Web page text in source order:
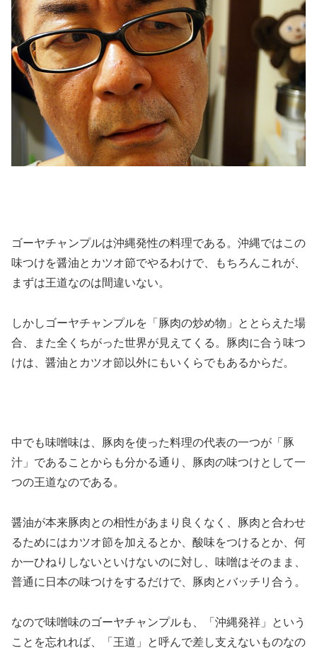
ゴーヤチャンプルは沖縄発性の料理である。沖縄ではこの
味つけを醤油とカツオ節でやるわけで、もちろんこれが、
まずは王道なのは間違いない。
しかしゴーヤチャンプルを「豚肉の炒め物」ととらえた場
合、また全くちがった世界が見えてくる。豚肉に合う味つ
けは、醤油とカツオ節以外にもいくらでもあるからだ。
中でも味噌味は、豚肉を使った料理の代表の一つが「豚
汁」であることからも分かる通り、豚肉の味つけとして一
つの王道なのである。
醤油が本来豚肉との相性があまり良くなく、豚肉と合わせ
るためにはカツオ節を加えるとか、酸味をつけるとか、何
か一ひねりしないといけないのに対し、味噌はそのまま、
普通に日本の味つけをするだけで、豚肉とバッチリ合う。
なので味噌味のゴーヤチャンプルも、「沖縄発祥」という
ことを忘れれば、「王道」と呼んで差し支えないものなの